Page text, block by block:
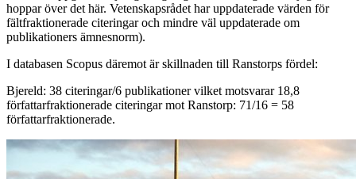
hoppar över det här. Vetenskapsrådet har uppdaterade värden för
fältfraktionerade citeringar och mindre väl uppdaterade om
publikationers ämnesnorm).
I databasen Scopus däremot är skillnaden till Ranstorps fördel:
Bjereld: 38 citeringar/6 publikationer vilket motsvarar 18,8
författarfraktionerade citeringar mot Ranstorp: 71/16 = 58
författarfraktionerade.